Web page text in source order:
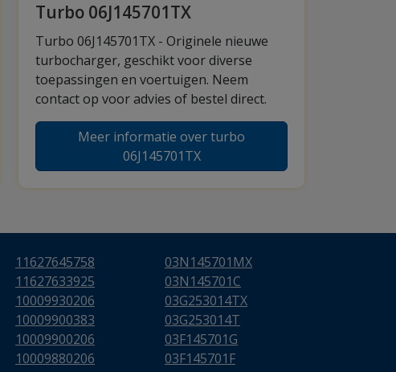
Turbo 06J145701TX
Turbo 06J145701TX - Originele nieuwe
turbocharger, geschikt voor diverse
toepassingen en voertuigen. Neem
contact op voor advies of bestel direct.
Meer informatie over turbo
06J145701TX
11627645758
11627633925
10009930206
10009900383
10009900206
10009880206
03N145701MX
03N145701C
03G253014TX
03G253014T
03F145701G
03F145701F